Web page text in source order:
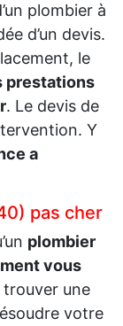
plombier à
d’un devis.
le
prestations
. Le devis de
Y
a
pas cher
plombier
vous
trouver une
votre